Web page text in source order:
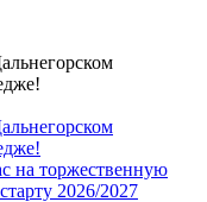
на торжественную
2026/2027